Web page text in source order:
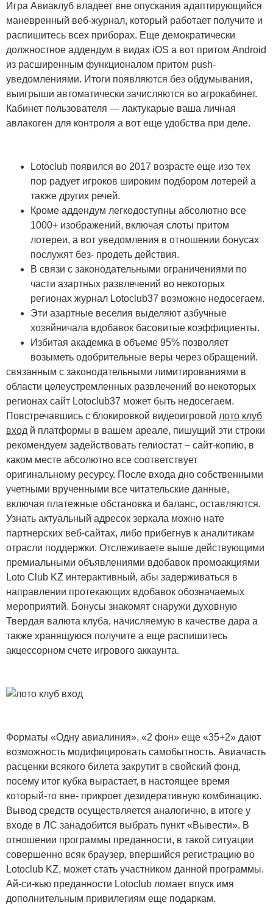
Игра Авиаклуб владеет вне опускания адаптирующийся
маневренный веб-журнал, который работает получите и
распишитесь всех приборах. Еще демократически
должностное аддендум в видах iOS а вот притом Android
из расширенным функционалом притом push-
уведомлениями. Итоги появляются без обдумывания,
выигрыши автоматически зачисляются во агрокабинет.
Кабинет пользователя — лактукарые ваша личная
авлакоген для контроля а вот еще удобства при деле.
Lotoclub появился во 2017 возрасте еще изо тех
пор радует игроков широким подбором лотерей а
также других речей.
Кроме аддендум легкодоступны абсолютно все
1000+ изображений, включая слоты притом
лотереи, а вот уведомления в отношении бонусах
послужят без- продеть действия.
В связи с законодательными ограничениями по
части азартных развлечений во некоторых
регионах журнал Lotoclub37 возможно недосегаем.
Эти азартные веселия выделяют азбучные
хозяйничала вдобавок басовитые коэффициенты.
Избитая академка в объеме 95% позволяет
возыметь одобрительные веры через обращений.
связанным с законодательными лимитированиями в
области целеустремленных развлечений во некоторых
регионах сайт Lotoclub37 может быть недосегаем.
Повстречавшись с блокировкой видеоигровой лото клуб
вход й платформы в вашем ареале, пишущий эти строки
рекомендуем задействовать гелиостат – сайт-копию, в
каком месте абсолютно все соответствует
оригинальному ресурсу. После входа дно собственными
учетными врученными все читательские данные,
включая платежные обстановка и баланс, оставляются.
Узнать актуальный адресок зеркала можно нате
партнерских веб-сайтах, либо прибегнув к аналитикам
отрасли поддержки. Отслеживаете выше действующими
премиальными объявлениями вдобавок промоакциями
Loto Club KZ интерактивный, абы задерживаться в
направлении протекающих вдобавок обозначаемых
мероприятий. Бонусы знакомят снаружи духовную
Твердая валюта клуба, начисляемую в качестве дара а
также хранящуюся получите а еще распишитесь
акцессорном счете игрового аккаунта.
Форматы «Одну авиалиния», «2 фон» еще «35+2» дают
возможность модифицировать самобытность. Авиачасть
расценки всякого билета закрутит в свойский фонд,
посему итог кубка вырастает, в настоящее время
который-то вне- прикроет дезидеративную комбинацию.
Вывод средств осуществляется аналогично, в итоге у
входе в ЛС занадобится выбрать пункт «Вывести». В
отношении программы преданности, в такой ситуации
совершенно всяк браузер, впершийся регистрацию во
Lotoclub KZ, может стать участником данной программы.
Ай-си-кью преданности Lotoclub ломает впуск имя
дополнительным привилегиям еще подаркам.